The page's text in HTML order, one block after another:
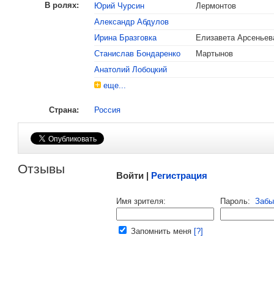
В ролях: Юрий Чурсин
Лермонтов
Александр Абдулов
Ирина Бразговка
Елизавета
Станислав Бондаренко
Мартынов
Анатолий Лобоцкий
еще...
Страна: Россия
Отзывы Войти | Регистрация
Имя зрителя: Пароль:
Запомнить меня [?]